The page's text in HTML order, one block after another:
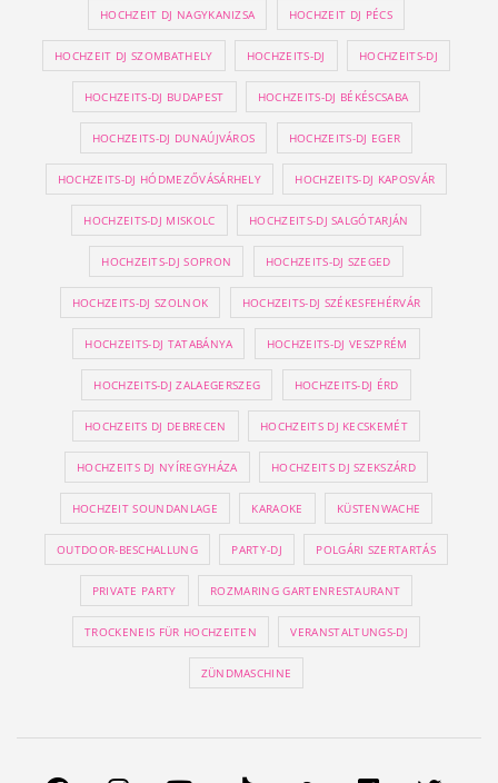
HOCHZEIT DJ NAGYKANIZSA HOCHZEIT DJ PÉCS
HOCHZEIT DJ SZOMBATHELY HOCHZEITS-DJ HOCHZEITS-DJ
HOCHZEITS-DJ BUDAPEST HOCHZEITS-DJ BÉKÉSCSABA
HOCHZEITS-DJ DUNAÚJVÁROS HOCHZEITS-DJ EGER
HOCHZEITS-DJ HÓDMEZŐVÁSÁRHELY HOCHZEITS-DJ KAPOSVÁR
HOCHZEITS-DJ MISKOLC HOCHZEITS-DJ SALGÓTARJÁN
HOCHZEITS-DJ SOPRON HOCHZEITS-DJ SZEGED
HOCHZEITS-DJ SZOLNOK HOCHZEITS-DJ SZÉKESFEHÉRVÁR
HOCHZEITS-DJ TATABÁNYA HOCHZEITS-DJ VESZPRÉM
HOCHZEITS-DJ ZALAEGERSZEG HOCHZEITS-DJ ÉRD
HOCHZEITS DJ DEBRECEN HOCHZEITS DJ KECSKEMÉT
HOCHZEITS DJ NYÍREGYHÁZA HOCHZEITS DJ SZEKSZÁRD
HOCHZEIT SOUNDANLAGE KARAOKE KÜSTENWACHE
OUTDOOR-BESCHALLUNG PARTY-DJ POLGÁRI SZERTARTÁS
PRIVATE PARTY ROZMARING GARTENRESTAURANT
TROCKENEIS FÜR HOCHZEITEN VERANSTALTUNGS-DJ
ZÜNDMASCHINE